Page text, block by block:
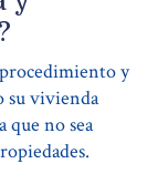
y
su vivienda
que no sea